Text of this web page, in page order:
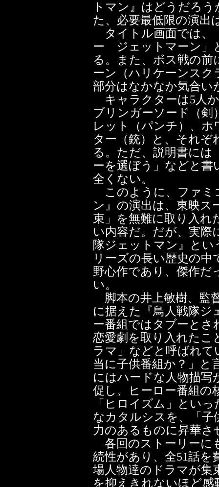
トマン』はどうだろ
た、必要最低限の演出
タイトル画面では
ー ジェットマーン」
る。また、ボス戦の
ーン（ハリケーンス
部分はなかなか気合い
キャラクターは5人
ブリンガーソード（
レット（パンチ）、
ター（銃）と、それぞ
る。ただ、説明書に
ーを選ぼう」などと
全くない。
このように、ファミ
ン』の演出は、東映ス
束」を無難に取り入れ
い内容だ。だが、実際
隊ジェットマン』とい
リーズの長い歴史の中
野心作であり、傑作
い。
脚本の井上敏樹、監
に据えた『鳥人戦隊ジ
ー番組ではタブーとさ
恋愛劇を取り入れたこ
ラマ」などと呼ばれ
当に子供番組か？」と
にはハードな人物描写
促し、ヒーロー番組の
「ヒロイズム」とい
なカタルシスを、「子
力のあるものに昇華さ
各回のストーリーに
続性があり、全51話を
場人物達のドラマが集
を抑えきれないほど感